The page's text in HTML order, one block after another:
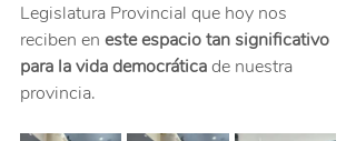
Legislatura Provincial que hoy nos
reciben en este espacio tan significativo
para la vida democrática de nuestra
provincia.